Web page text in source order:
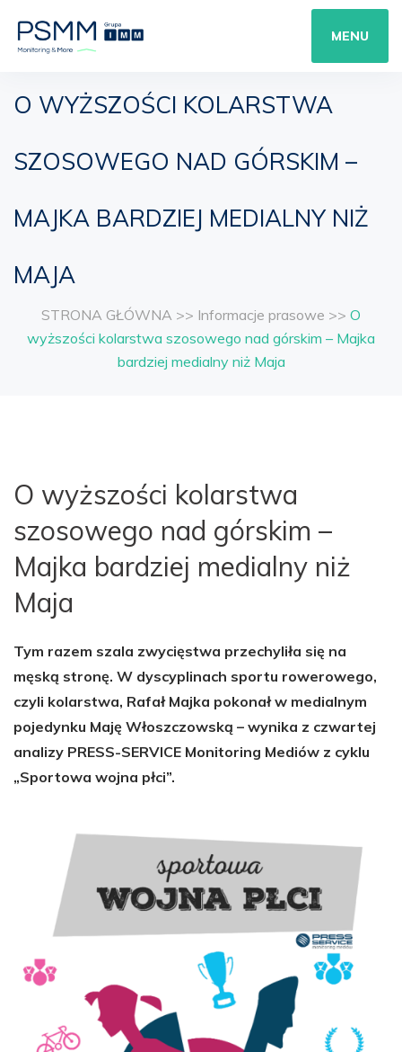
MENU
O WYŻSZOŚCI KOLARSTWA
SZOSOWEGO NAD GÓRSKIM –
MAJKA BARDZIEJ MEDIALNY NIŻ
MAJA
STRONA GŁÓWNA >> Informacje prasowe >> O
wyższości kolarstwa szosowego nad górskim – Majka
bardziej medialny niż Maja
O wyższości kolarstwa
szosowego nad górskim –
Majka bardziej medialny niż
Maja
Tym razem szala zwycięstwa przechyliła się na
męską stronę. W dyscyplinach sportu rowerowego,
czyli kolarstwa, Rafał Majka pokonał w medialnym
pojedynku Maję Włoszczowską – wynika z czwartej
analizy PRESS-SERVICE Monitoring Mediów z cyklu
„Sportowa wojna płci”.